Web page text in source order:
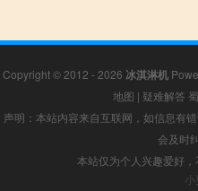
Copyright © 2012 - 2026 冰淇淋机
地图 | 疑难解答
声明：本站内容来自互联网，如信息有
会及时
本站仅为个人兴趣爱好
小